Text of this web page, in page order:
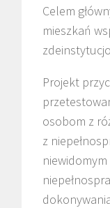
Celem
mieszkań
Projekt
osobom z
z